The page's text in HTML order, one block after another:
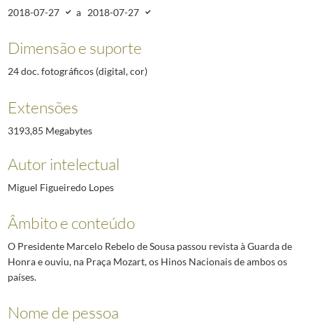
2018-07-27 a 2018-07-27
Dimensão e suporte
24 doc. fotográficos (digital, cor)
Extensões
3193,85 Megabytes
Autor intelectual
Miguel Figueiredo Lopes
Âmbito e conteúdo
O Presidente Marcelo Rebelo de Sousa passou revista à Guarda de
Honra e ouviu, na Praça Mozart, os Hinos Nacionais de ambos os
países.
Nome de pessoa